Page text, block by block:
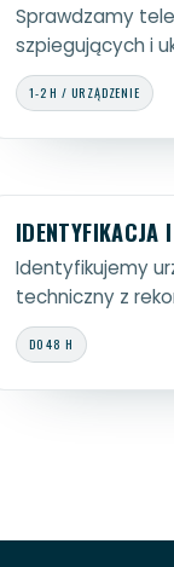
Sprawdzamy
szpiegujących i
1-2 H / URZĄDZENIE
IDENTYFIKACJA
Identyfikujemy
techniczny z
DO 48 H